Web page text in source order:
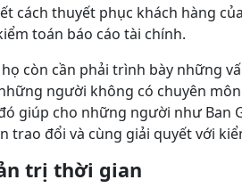
cách thuyết phục khách hàng
toán báo cáo tài chính.
còn cần phải trình bày những
người không có chuyên
giúp cho những người như Ban
trao đổi và cùng giải quyết với
trị thời gian